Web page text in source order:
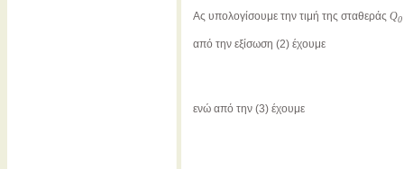
Ας υπολογίσουμε την τιμή της σταθεράς Q0
από την εξίσωση (2) έχουμε
ενώ από την (3) έχουμε